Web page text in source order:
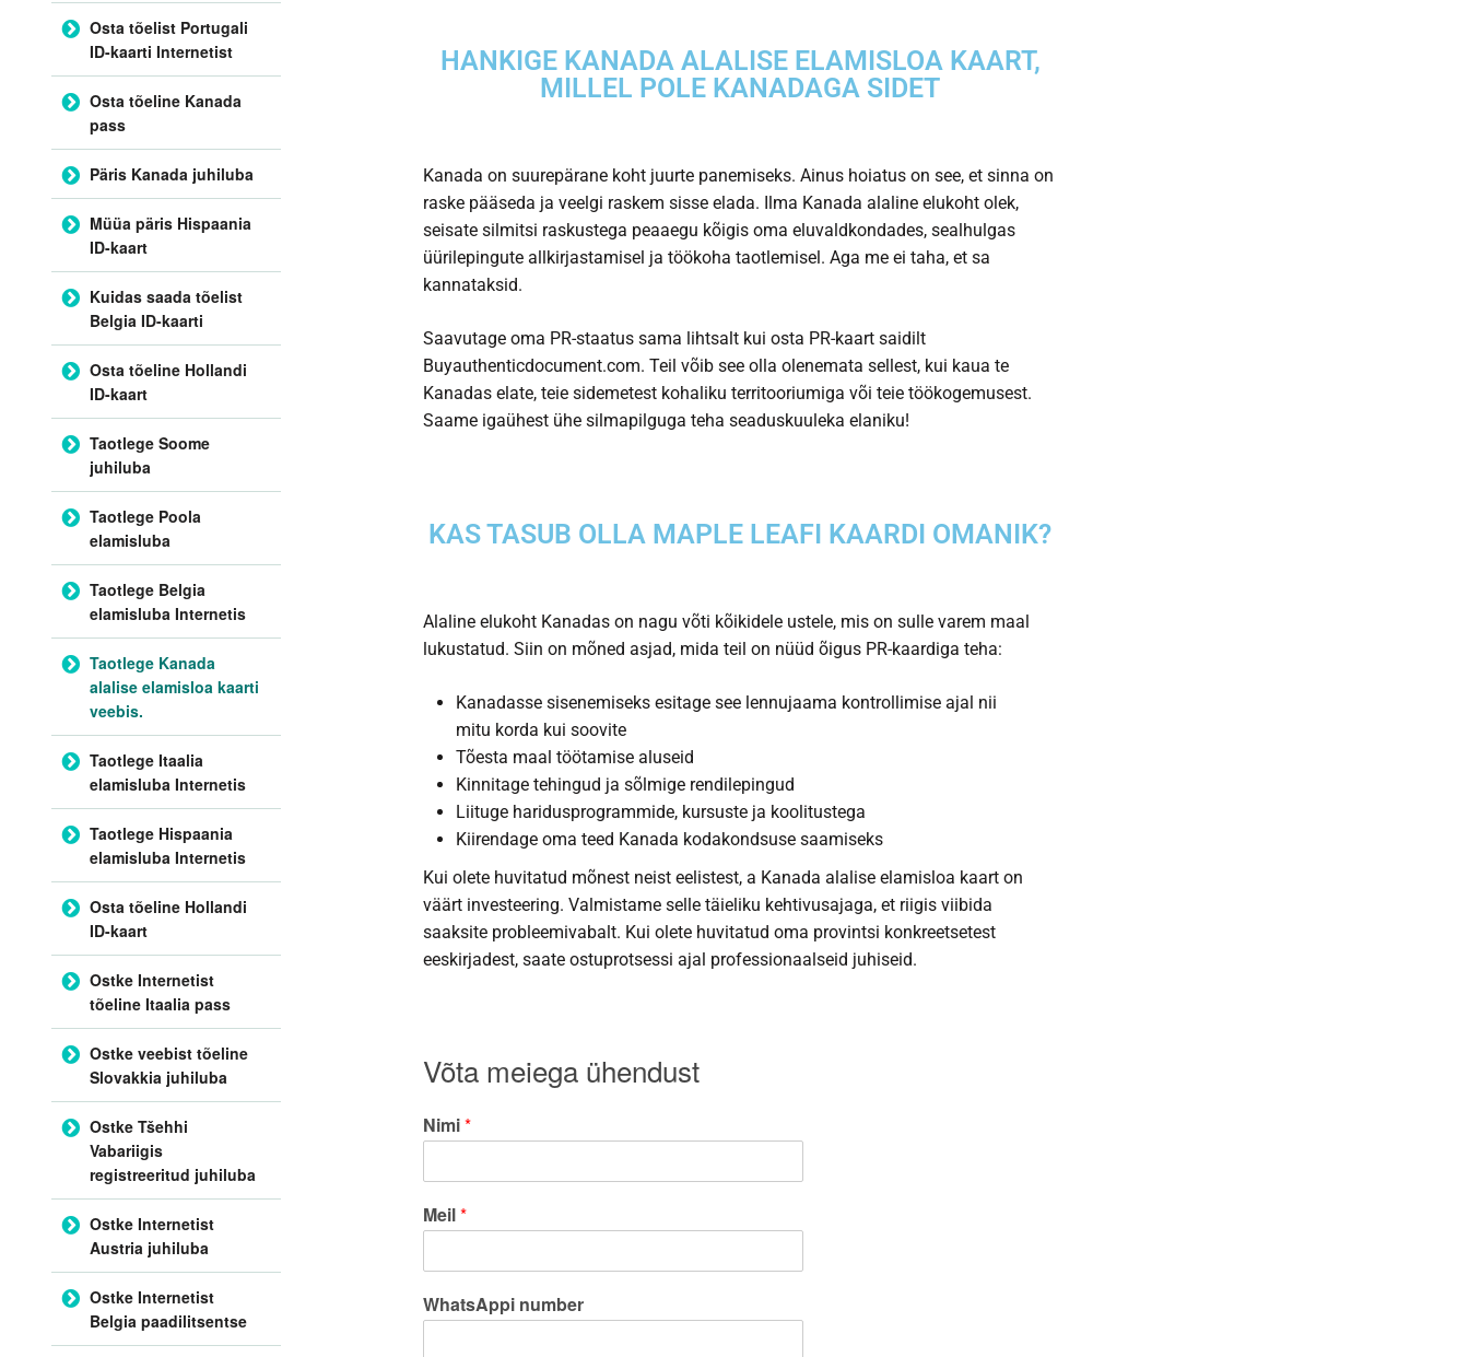
HANKIGE KANADA ALALISE ELAMISLOA KAART,
MILLEL POLE KANADAGA SIDET
Kanada on suurepärane koht juurte panemiseks. Ainus hoiatus on see, et sinna on
raske pääseda ja veelgi raskem sisse elada. Ilma Kanada alaline elukoht olek,
seisate silmitsi raskustega peaaegu kõigis oma eluvaldkondades, sealhulgas
üürilepingute allkirjastamisel ja töökoha taotlemisel. Aga me ei taha, et sa
kannataksid.
Saavutage oma PR-staatus sama lihtsalt kui osta PR-kaart saidilt
Buyauthenticdocument.com. Teil võib see olla olenemata sellest, kui kaua te
Kanadas elate, teie sidemetest kohaliku territooriumiga või teie töökogemusest.
Saame igaühest ühe silmapilguga teha seaduskuuleka elaniku!
KAS TASUB OLLA MAPLE LEAFI KAARDI OMANIK?
Alaline elukoht Kanadas on nagu võti kõikidele ustele, mis on sulle varem maal
lukustatud. Siin on mõned asjad, mida teil on nüüd õigus PR-kaardiga teha:
Kanadasse sisenemiseks esitage see lennujaama kontrollimise ajal nii
mitu korda kui soovite
Tõesta maal töötamise aluseid
Kinnitage tehingud ja sõlmige rendilepingud
Liituge haridusprogrammide, kursuste ja koolitustega
Kiirendage oma teed Kanada kodakondsuse saamiseks
Kui olete huvitatud mõnest neist eelistest, a Kanada alalise elamisloa kaart on
väärt investeering. Valmistame selle täieliku kehtivusajaga, et riigis viibida
saaksite probleemivabalt. Kui olete huvitatud oma provintsi konkreetsetest
eeskirjadest, saate ostuprotsessi ajal professionaalseid juhiseid.
Võta meiega ühendust
Nimi*
Meil*
WhatsAppi number
Osta tõelist Portugali
ID-kaarti Internetist
Osta tõeline Kanada
pass
Päris Kanada juhiluba
Müüa päris Hispaania
ID-kaart
Kuidas saada tõelist
Belgia ID-kaarti
Osta tõeline Hollandi
ID-kaart
Taotlege Soome
juhiluba
Taotlege Poola
elamisluba
Taotlege Belgia
elamisluba Internetis
Taotlege Kanada
alalise elamisloa kaarti
veebis.
Taotlege Itaalia
elamisluba Internetis
Taotlege Hispaania
elamisluba Internetis
Osta tõeline Hollandi
ID-kaart
Ostke Internetist
tõeline Itaalia pass
Ostke veebist tõeline
Slovakkia juhiluba
Ostke Tšehhi
Vabariigis
registreeritud juhiluba
Ostke Internetist
Austria juhiluba
Ostke Internetist
Belgia paadilitsentse